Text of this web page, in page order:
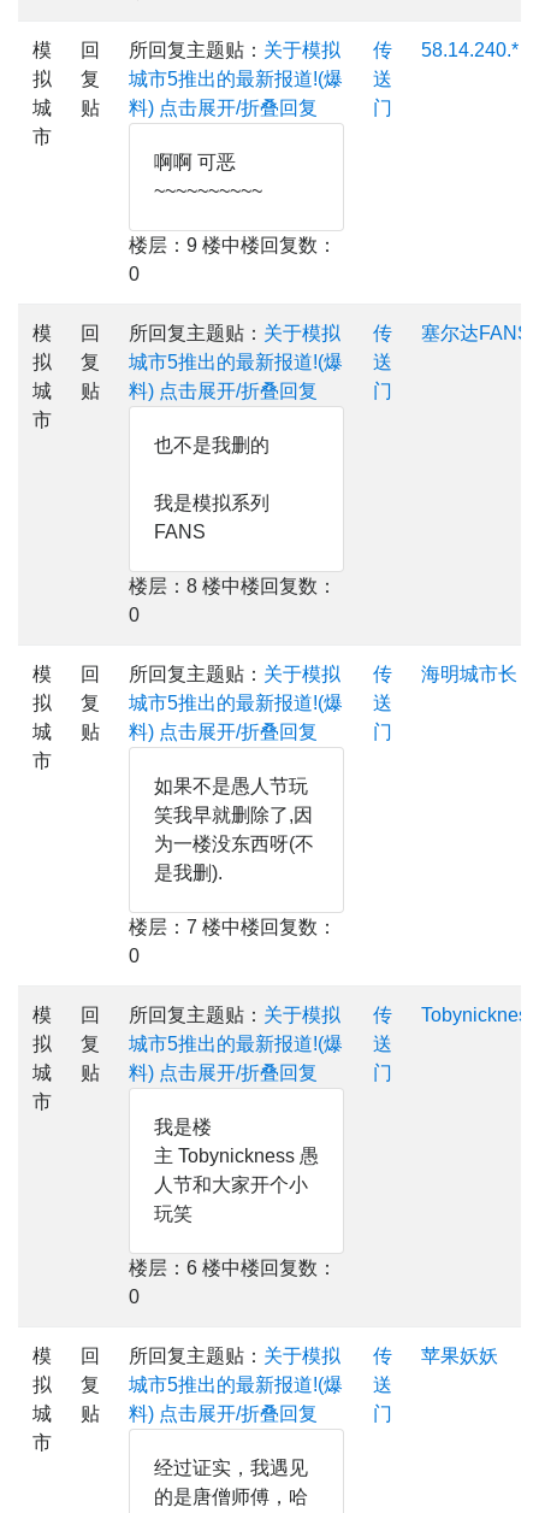
模
拟
城
市
回
复
贴
所回复主题贴： 关于模拟
城市5推出的最新报道!(爆
料) 点击展开/折叠回复
啊啊 可恶
~~~~~~~~~~
楼层：9 楼中楼回复数：
0
传
送
门
58.14.240.*
模
拟
城
市
回
复
贴
所回复主题贴： 关于模拟
城市5推出的最新报道!(爆
料) 点击展开/折叠回复
也不是我删的
我是模拟系列
FANS
楼层：8 楼中楼回复数：
0
传
送
门
塞尔达FANS
模
拟
城
市
回
复
贴
所回复主题贴： 关于模拟
城市5推出的最新报道!(爆
料) 点击展开/折叠回复
如果不是愚人节玩
笑我早就删除了,因
为一楼没东西呀(不
是我删).
楼层：7 楼中楼回复数：
0
传
送
门
海明城市长
模
拟
城
市
回
复
贴
所回复主题贴： 关于模拟
城市5推出的最新报道!(爆
料) 点击展开/折叠回复
我是楼
主 Tobynickness 愚
人节和大家开个小
玩笑
楼层：6 楼中楼回复数：
0
传
送
门
Tobynickness
模
拟
城
市
回
复
贴
所回复主题贴： 关于模拟
城市5推出的最新报道!(爆
料) 点击展开/折叠回复
经过证实，我遇见
的是唐僧师傅，哈
传
送
门
苹果妖妖